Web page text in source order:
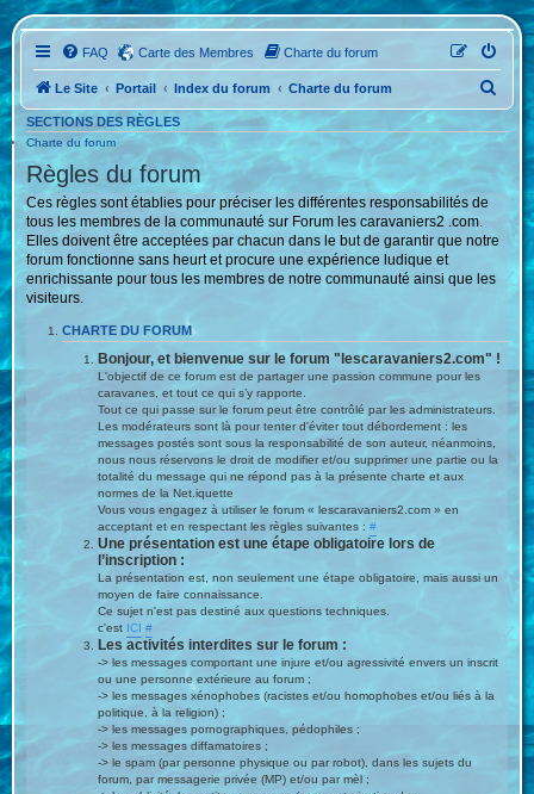
FAQ Carte des Membres Charte du forum
Le Site Portail Index du forum Charte du forum
c
r
SECTIONS DES RÈGLES
Charte du forum
Règles du forum
Ces règles sont établies pour préciser les différentes responsabilités de
tous les membres de la communauté sur Forum les caravaniers2 .com.
Elles doivent être acceptées par chacun dans le but de garantir que notre
forum fonctionne sans heurt et procure une expérience ludique et
enrichissante pour tous les membres de notre communauté ainsi que les
visiteurs.
CHARTE DU FORUM
Bonjour, et bienvenue sur le forum "lescaravaniers2.com" !
L'objectif de ce forum est de partager une passion commune pour les
caravanes, et tout ce qui s’y rapporte.
Tout ce qui passe sur le forum peut être contrôlé par les administrateurs.
Les modérateurs sont là pour tenter d'éviter tout débordement : les
messages postés sont sous la responsabilité de son auteur, néanmoins,
nous nous réservons le droit de modifier et/ou supprimer une partie ou la
totalité du message qui ne répond pas à la présente charte et aux
normes de la Net.iquette
Vous vous engagez à utiliser le forum « lescaravaniers2.com » en
acceptant et en respectant les règles suivantes :#
Une présentation est une étape obligatoire lors de
l’inscription :
La présentation est, non seulement une étape obligatoire, mais aussi un
moyen de faire connaissance.
Ce sujet n'est pas destiné aux questions techniques.
c'est ICI #
Les activités interdites sur le forum :
-> les messages comportant une injure et/ou agressivité envers un inscrit
ou une personne extérieure au forum ;
-> les messages xénophobes (racistes et/ou homophobes et/ou liés à la
politique, à la religion) ;
-> les messages pornographiques, pédophiles ;
-> les messages diffamatoires ;
-> le spam (par personne physique ou par robot), dans les sujets du
forum, par messagerie privée (MP) et/ou par mèl ;